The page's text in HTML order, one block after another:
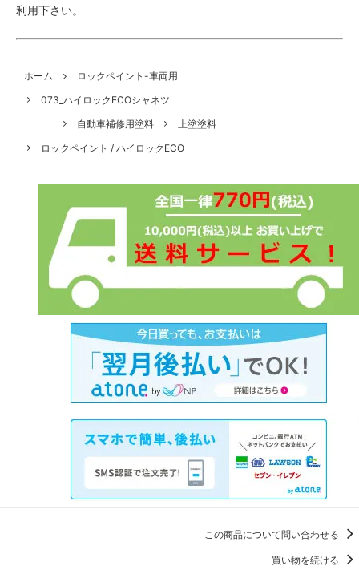
利用下さい。
ホーム
ロックペイント-車両用
073_ハイロックECOシャネツ
自動車補修用塗料
上塗塗料
ロックペイント / ハイロックECO
この商品について問い合わせる
買い物を続ける